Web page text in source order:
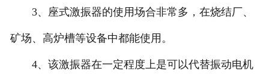
3、座式激振器的使用场合非常多，在烧结厂、
矿场、高炉槽等设备中都能使用。
4、该激振器在一定程度上是可以代替振动电机